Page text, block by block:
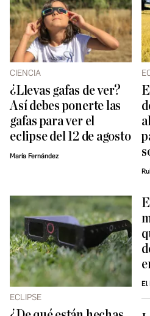
CIENCIA
¿Llevas gafas de ver?
Así debes ponerte las
gafas para ver el
eclipse del 12 de agosto
María Fernández
ECLIPSE
El